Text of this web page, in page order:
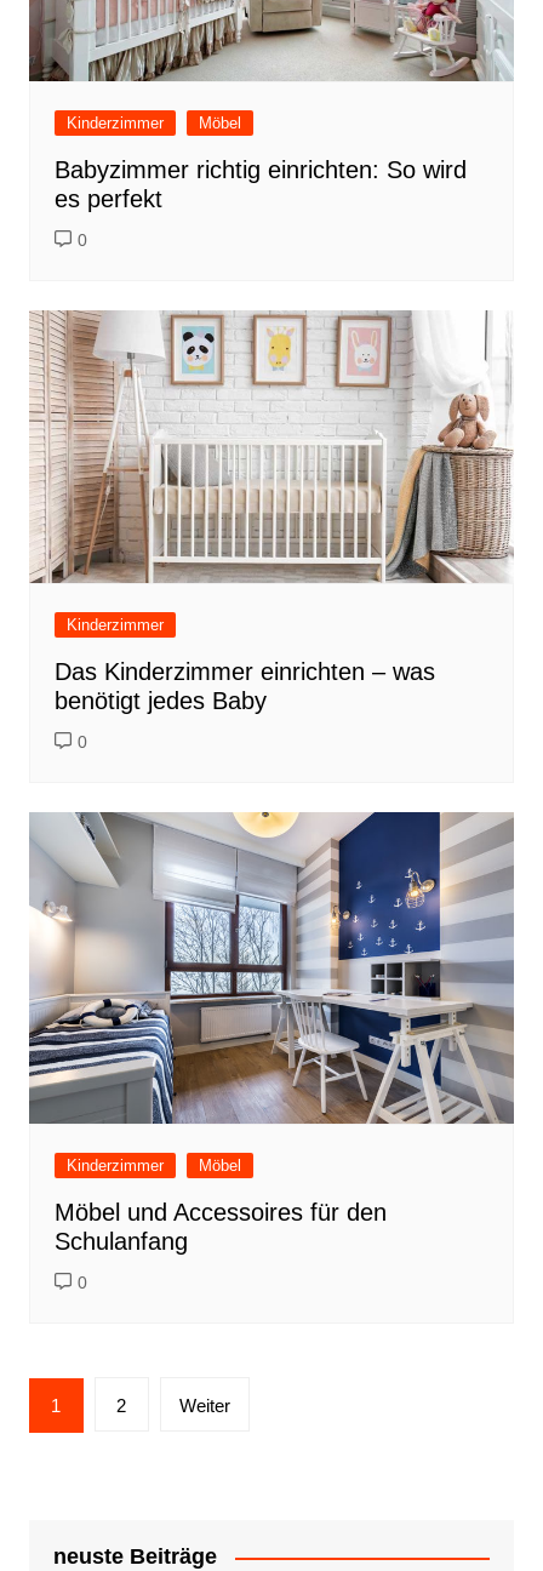
Kinderzimmer Möbel
Babyzimmer richtig einrichten: So wird
es perfekt
0
Kinderzimmer
Das Kinderzimmer einrichten – was
benötigt jedes Baby
0
Kinderzimmer Möbel
Möbel und Accessoires für den
Schulanfang
0
Seitennummerierung
der
1 2 Weiter
neuste Beiträge